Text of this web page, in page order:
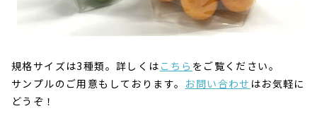
規格サイズは3種類。詳しくは こちら をご覧ください。
サンプルのご用意もしております。 お問い合わせ はお気軽に
どうぞ！